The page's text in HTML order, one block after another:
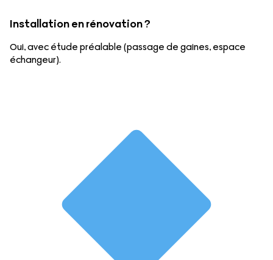
Installation en rénovation ?
Oui, avec étude préalable (passage de gaines, espace
échangeur).